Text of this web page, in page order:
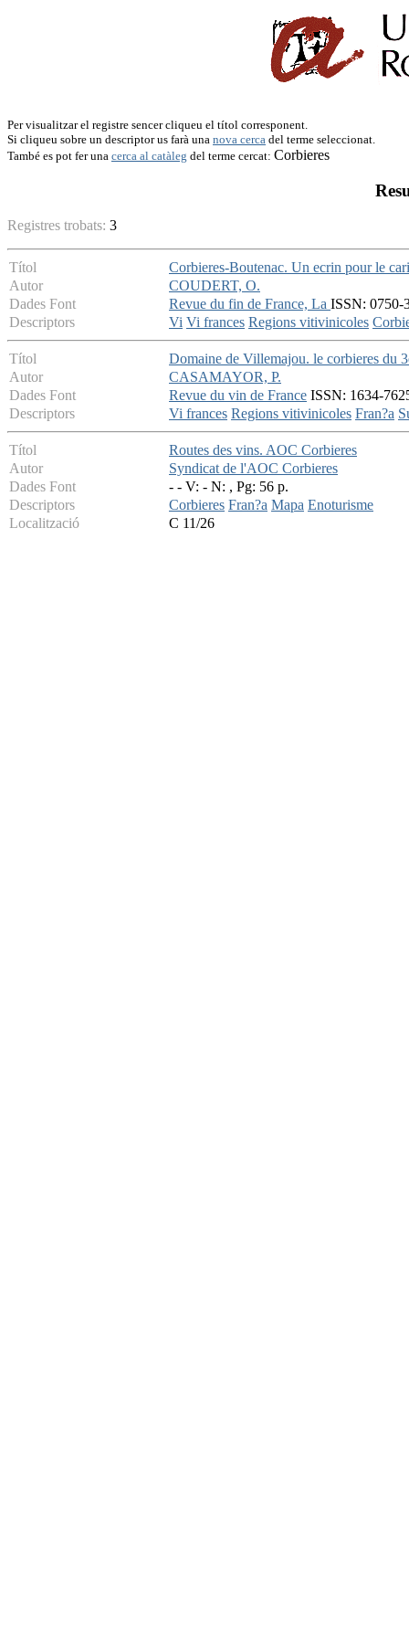
Per visualitzar el registre sencer cliqueu el títol corresponent.
Si cliqueu sobre un descriptor us farà una nova cerca del terme seleccionat.
També es pot fer una cerca al catàleg del terme cercat: Corbieres
Registres trobats: 3
Títol
Corbieres-Boutenac. Un ecrin pour le
Autor
COUDERT, O.
Dades Font
Revue du fin de France, La ISSN: 0750-
Descriptors
Vi Vi frances Regions vitivinicoles
Títol
Domaine de Villemajou. le corbieres du
Autor
CASAMAYOR, P.
Dades Font
Revue du vin de France ISSN: 1634-
Descriptors
Vi frances Regions vitivinicoles Fran?a
Títol
Routes des vins. AOC Corbieres
Autor
Syndicat de l'AOC Corbieres
Dades Font
- - V: - N: , Pg: 56 p.
Descriptors
Corbieres Fran?a Mapa Enoturisme
Localització
C 11/26